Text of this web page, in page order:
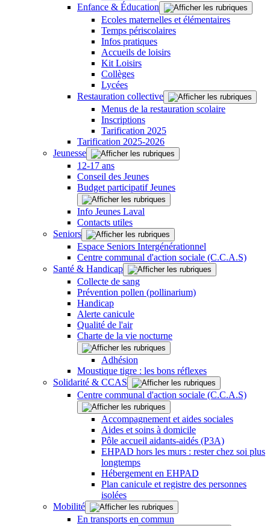
Enfance & Éducation
Ecoles maternelles et élémentaires
Temps périscolaires
Infos pratiques
Accueils de loisirs
Kit Loisirs
Collèges
Lycées
Restauration collective
Menus de la restauration scolaire
Inscriptions
Tarification 2025
Tarification 2025-2026
Jeunesse
12-17 ans
Conseil des Jeunes
Budget participatif Jeunes
Info Jeunes Laval
Contacts utiles
Seniors
Espace Seniors Intergénérationnel
Centre communal d'action sociale (C.C.A.S)
Santé & Handicap
Collecte de sang
Prévention pollen (pollinarium)
Handicap
Alerte canicule
Qualité de l'air
Charte de la vie nocturne
Adhésion
Moustique tigre : les bons réflexes
Solidarité & CCAS
Centre communal d'action sociale (C.C.A.S)
Accompagnement et aides sociales
Aides et soins à domicile
Pôle accueil aidants-aidés (P3A)
EHPAD hors les murs : rester chez soi plus
longtemps
Hébergement en EHPAD
Plan canicule et registre des personnes
isolées
Mobilité
En transports en commun